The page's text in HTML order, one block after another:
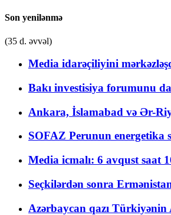
Son yenilənmə
(35 d. əvvəl)
Media idarəçiliyini
Bakı investisiya forumunu
Ankara, İslamabad və Ər-
SOFAZ Perunun energetika
Media icmalı: 6 avqust saat
Seçkilərdən sonra
Azərbaycan qazı Türkiyənin